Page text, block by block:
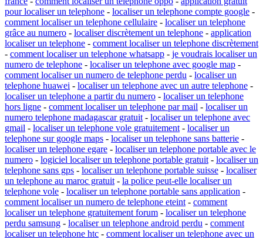
pour localiser un telephone - localiser un telephone compte google -
comment localiser un telephone cellulaire - localiser un telephone
grâce au numero - localiser discrètement un telephone - application
localiser un telephone - comment localiser un telephone discrètement
- comment localiser un telephone whatsapp - je voudrais localiser un
numero de telephone - localiser un telephone avec google map -
comment localiser un numero de telephone perdu - localiser un
telephone huawei - localiser un telephone avec un autre telephone -
localiser un telephone a partir du numero - localiser un telephone
hors ligne - comment localiser un telephone par mail - localiser un
numero telephone madagascar gratuit - localiser un telephone avec
gmail - localiser un telephone vole gratuitement - localiser un
telephone sur google maps - localiser un telephone sans batterie -
localiser un telephone egare - localiser un telephone portable avec le
numero - logiciel localiser un telephone portable gratuit - localiser un
telephone sans gps - localiser un telephone portable suisse - localiser
un telephone au maroc gratuit - la police peut-elle localiser un
telephone vole - localiser un telephone portable sans application -
comment localiser un numero de telephone eteint - comment
localiser un telephone gratuitement forum - localiser un telephone
perdu samsung - localiser un telephone android perdu - comment
localiser un telephone htc - comment localiser un telephone avec un